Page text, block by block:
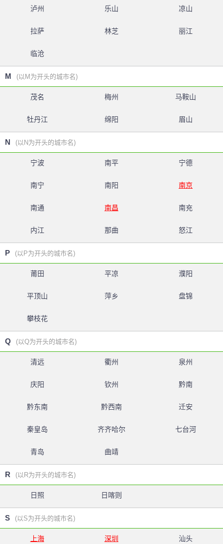
泸州 乐山 凉山
拉萨 林芝 丽江
临沧
M (以M为开头的城市名)
茂名 梅州 马鞍山
牡丹江 绵阳 眉山
N (以N为开头的城市名)
宁波 南平 宁德
南宁 南阳 南京
南通 南昌 南充
内江 那曲 怒江
P (以P为开头的城市名)
莆田 平凉 濮阳
平顶山 萍乡 盘锦
攀枝花
Q (以Q为开头的城市名)
清远 衢州 泉州
庆阳 钦州 黔南
黔东南 黔西南 迁安
秦皇岛 齐齐哈尔 七台河
青岛 曲靖
R (以R为开头的城市名)
日照 日喀则
S (以S为开头的城市名)
上海 深圳 汕头